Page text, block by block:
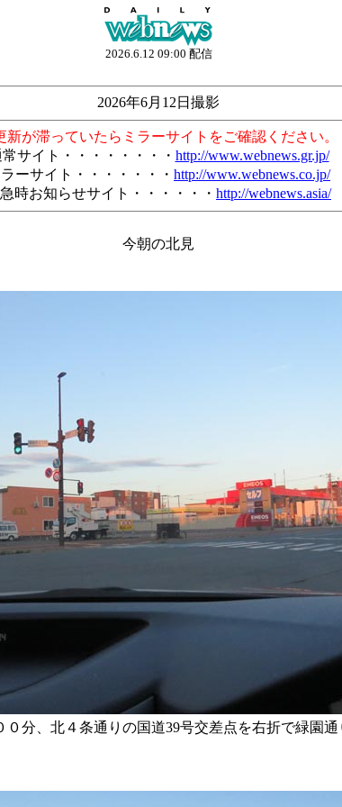
2026.6.12 09:00 配信
2026年6月12日撮影
が滞っていたらミラーサイトをご確認ください。
サイト・・・・・・・・ http://www.webnews.gr.jp/
ラーサイト・・・・・・・ http://www.webnews.co.jp/
時お知らせサイト・・・・・・ http://webnews.asia/
今朝の北見
０分、北４条通りの国道39号交差点を右折で緑園通